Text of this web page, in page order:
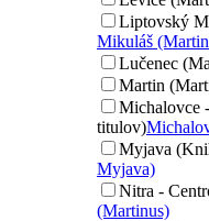
Liptovský
Mikuláš
Lučenec
Martin
Michalovce
titulov)
Myjava
Myjava)
Nitra -
(Martinus)